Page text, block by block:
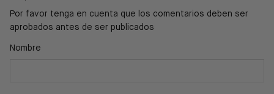
Por favor tenga en cuenta que los comentarios deben ser
aprobados antes de ser publicados
Nombre